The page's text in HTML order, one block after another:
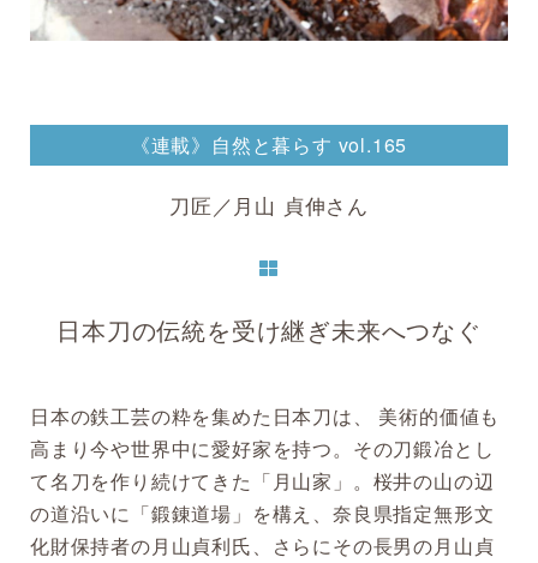
《連載》自然と暮らす vol.165
刀匠／月山 貞伸さん
日本刀の伝統を受け継ぎ未来へつなぐ
日本の鉄工芸の粋を集めた日本刀は、 美術的価値も
高まり今や世界中に愛好家を持つ。その刀鍛冶とし
て名刀を作り続けてきた「月山家」。桜井の山の辺
の道沿いに「鍛錬道場」を構え、奈良県指定無形文
化財保持者の月山貞利氏、さらにその長男の月山貞